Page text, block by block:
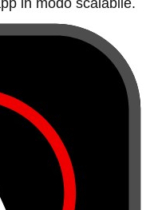
in modo scalabile.